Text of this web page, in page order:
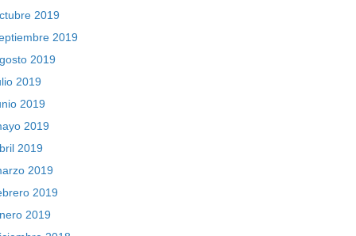
2019
2019
2019
2019
2019
2019
2019
2019
2019
2019